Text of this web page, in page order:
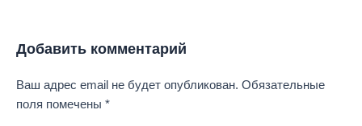
Добавить комментарий
Ваш адрес email не будет опубликован. Обязательные
поля помечены *